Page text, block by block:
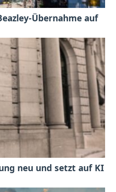
Übernahme auf
neu und setzt auf KI